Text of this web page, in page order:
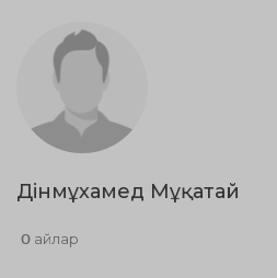
Дінмұхамед Мұқатай
0 айлар